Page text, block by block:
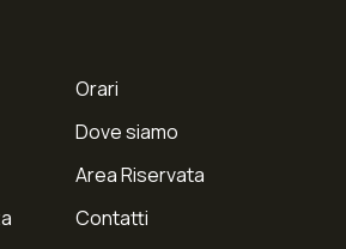
Orari
Dove siamo
Area Riservata
Contatti